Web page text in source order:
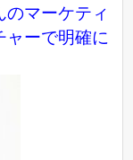
のマーケティ
ャーで明確に